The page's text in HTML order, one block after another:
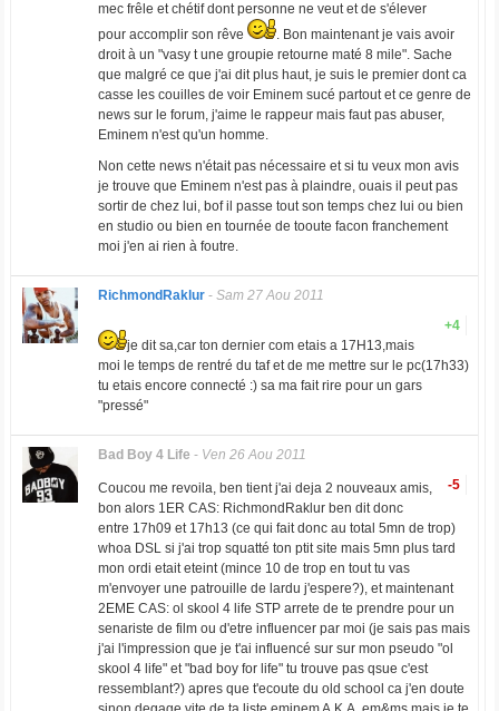
mec frêle et chétif dont personne ne veut et de s'élever
pour accomplir son rêve
. Bon maintenant je vais avoir
droit à un "vasy t une groupie retourne maté 8 mile". Sache
que malgré ce que j'ai dit plus haut, je suis le premier dont ca
casse les couilles de voir Eminem sucé partout et ce genre de
news sur le forum, j'aime le rappeur mais faut pas abuser,
Eminem n'est qu'un homme.
Non cette news n'était pas nécessaire et si tu veux mon avis
je trouve que Eminem n'est pas à plaindre, ouais il peut pas
sortir de chez lui, bof il passe tout son temps chez lui ou bien
en studio ou bien en tournée de tooute facon franchement
moi j'en ai rien à foutre.
RichmondRaklur- Sam 27 Aou 2011
+4
je dit sa,car ton dernier com etais a 17H13,mais
moi le temps de rentré du taf et de me mettre sur le pc(17h33)
tu etais encore connecté :) sa ma fait rire pour un gars
"pressé"
Bad Boy 4 Life - Ven 26 Aou 2011
-5
Coucou me revoila, ben tient j'ai deja 2 nouveaux amis,
bon alors 1ER CAS: RichmondRaklur ben dit donc
entre 17h09 et 17h13 (ce qui fait donc au total 5mn de trop)
whoa DSL si j'ai trop squatté ton ptit site mais 5mn plus tard
mon ordi etait eteint (mince 10 de trop en tout tu vas
m'envoyer une patrouille de lardu j'espere?), et maintenant
2EME CAS: ol skool 4 life STP arrete de te prendre pour un
senariste de film ou d'etre influencer par moi (je sais pas mais
j'ai l'impression que je t'ai influencé sur sur mon pseudo "ol
skool 4 life" et "bad boy for life" tu trouve pas qsue c'est
ressemblant?) apres que t'ecoute du old school ca j'en doute